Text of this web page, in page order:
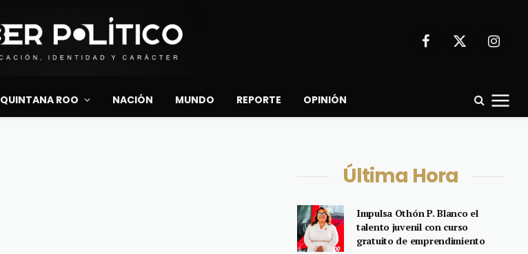
Facebook
X
QUINTANA ROO NACIÓN MUNDO REPORTE OPINIÓN
Última Hora
Impulsa Othón P. Blanco el
talento juvenil con curso
gratuito de emprendimiento